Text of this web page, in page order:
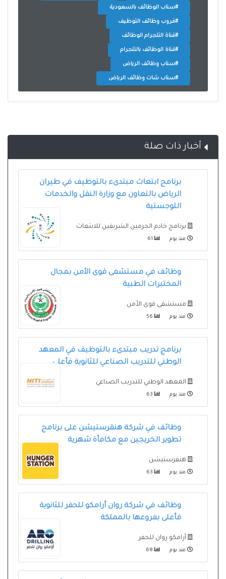
#سناب الوظائف بالسعودية
#قروب وظائف التوظيف
#قناة التلجرام الوظائف
#قناة الوظائف بالتلجرام
#سناب وظائف الرياض
#سناب شات وظائف الرياض
أخبار ذات صلة
برنامج ابتعاث مبتدىء بالتوظيف في طيران
الرياض بالتعاون مع وزارة النقل والخدمات
اللوجستية
برنامج خادم الحرمين الشريفين للابتعاث
منذ يوم
وظائف في مستشفى قوى الأمن بمجال
المختبرات الطبية
مستشفى قوى الأمن
منذ يوم
برنامج تدريب مبتدىء بالتوظيف في المعهد
الوطني للتدريب الصناعي للثانوية فأعلى
المعهد الوطني للتدريب الصناعي
منذ يوم
وظائف في شركة هنقرستيشن على برنامج
تطوير الخريجين مع مكافأة شهرية
هنقرستيشن
منذ يوم
وظائف في شركة روان أرامكو للحفر للثانوية
فأعلى بفروعها بالمملكة
أرامكو روان للحفر
منذ يوم